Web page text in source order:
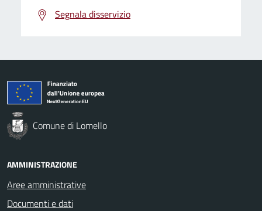
Segnala disservizio
Comune di Lomello
AMMINISTRAZIONE
Aree amministrative
Documenti e dati